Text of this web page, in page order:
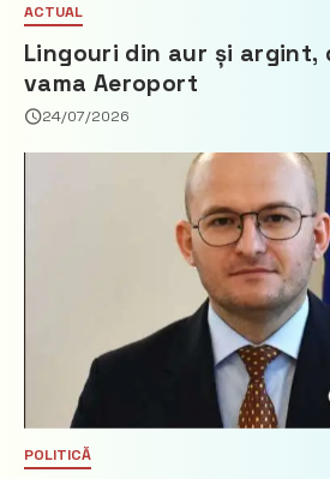
ACTUAL
Lingouri din aur și argint,
vama Aeroport
24/07/2026
POLITICĂ